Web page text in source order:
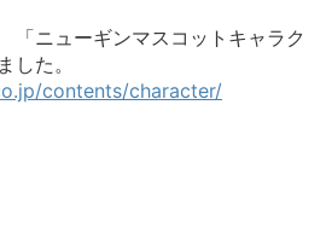
ニューギンマスコットキャラク
した。
contents/character/